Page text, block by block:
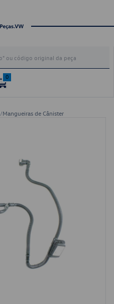
0
/Mangueiras de Cânister